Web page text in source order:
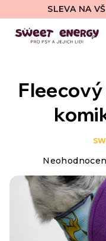
obsah
SLEVA NA
Průměrné
produktu
je
0,0
z
5
hvězdiček.